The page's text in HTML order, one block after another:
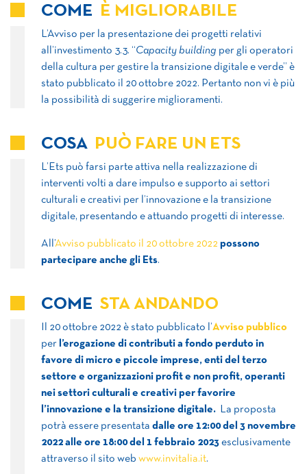
COME È MIGLIORABILE
L’Avviso per la presentazione dei progetti relativi
all’investimento 3.3. “Capacity building per gli operatori
della cultura per gestire la transizione digitale e verde” è
stato pubblicato il 20 ottobre 2022. Pertanto non vi è più
la possibilità di suggerire miglioramenti.
COSA PUÒ FARE UN ETS
L’Ets può farsi parte attiva nella realizzazione di
interventi volti a dare impulso e supporto ai settori
culturali e creativi per l’innovazione e la transizione
digitale, presentando e attuando progetti di interesse.
All’ Avviso pubblicato il 20 ottobre 2022 possono
partecipare anche gli Ets.
COME STA ANDANDO
Il 20 ottobre 2022 è stato pubblicato l’Avviso pubblico
per l’erogazione di contributi a fondo perduto in
favore di micro e piccole imprese, enti del terzo
settore e organizzazioni profit e non profit, operanti
nei settori culturali e creativi per favorire
l’innovazione e la transizione digitale.
La proposta
potrà essere presentata dalle ore 12:00 del 3 novembre
2022 alle ore 18:00 del 1 febbraio 2023 esclusivamente
attraverso il sito web www.invitalia.it.